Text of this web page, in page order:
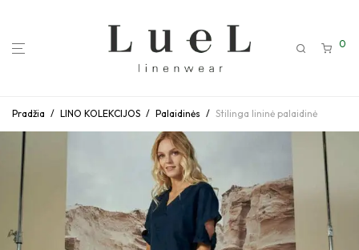
0
Pradžia / LINO KOLEKCIJOS / Palaidinės / Stilinga lininė palaidinė